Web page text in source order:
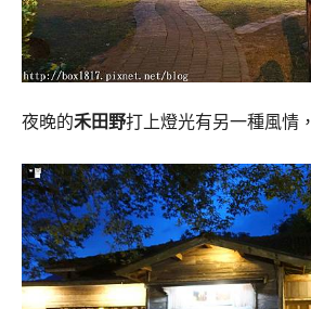
夜晚的禾田野打上燈光有另一種風情，